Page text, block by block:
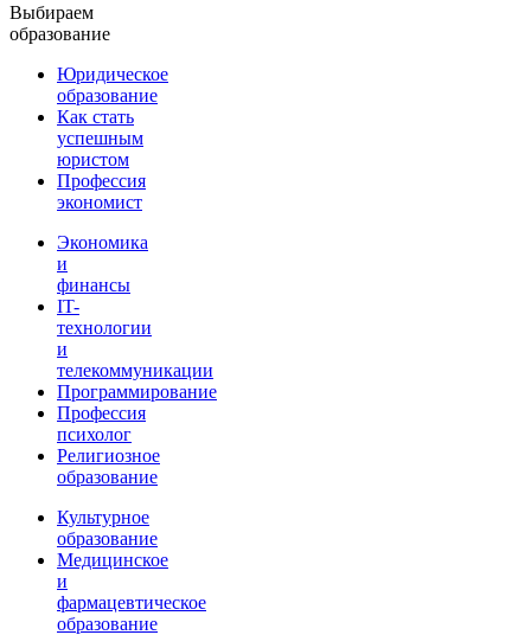
Выбираем
образование
Юридическое
образование
Как стать
успешным
юристом
Профессия
экономист
Экономика
и
финансы
IT-
технологии
и
телекоммуникации
Программирование
Профессия
психолог
Религиозное
образование
Культурное
образование
Медицинское
и
фармацевтическое
образование